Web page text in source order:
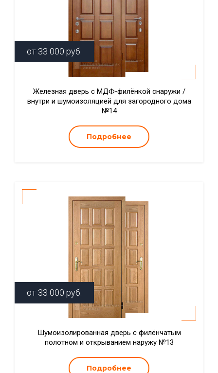
от 33 000 руб.
Железная дверь с МДФ‑филёнкой снаружи /
внутри и шумоизоляцией для загородного дома
№14
Подробнее
от 33 000 руб.
Шумоизолированная дверь с филёнчатым
полотном и открыванием наружу №13
Подробнее